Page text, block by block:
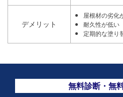
デメリット
屋根材の劣化
耐久性が低い
定期的な塗り
無料診断・無